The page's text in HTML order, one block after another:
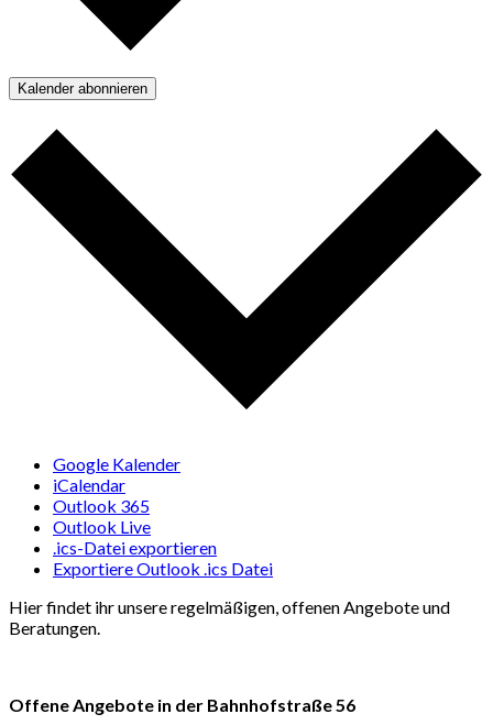
Kalender abonnieren
Google Kalender
iCalendar
Outlook 365
Outlook Live
.ics-Datei exportieren
Exportiere Outlook .ics Datei
Hier findet ihr unsere regelmäßigen, offenen Angebote und
Beratungen.
Offene Angebote in der Bahnhofstraße 56